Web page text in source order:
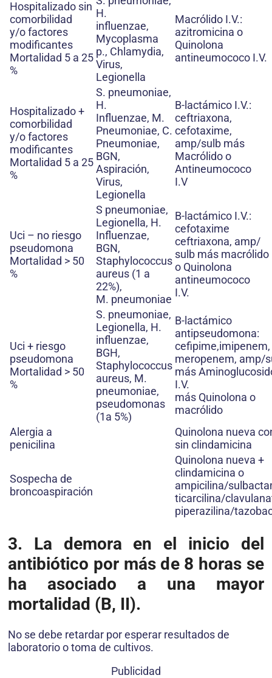
Hospitalizado sin
comorbilidad
y/o factores
modificantes
Mortalidad 5 a 25
%
H.
influenzae,
Mycoplasma
p., Chlamydia,
Virus,
Legionella
Macrólido I.V.:
azitromicina o
Quinolona
antineumococo I.V.
Hospitalizado +
comorbilidad
y/o factores
modificantes
Mortalidad 5 a 25
%
S. pneumoniae,
H.
Influenzae, M.
Pneumoniae, C.
Pneumoniae,
BGN,
Aspiración,
Virus,
Legionella
B-lactámico I.V.:
ceftriaxona,
cefotaxime,
amp/sulb más
Macrólido o
Antineumococo
I.V
Uci – no riesgo
pseudomona
Mortalidad > 50
%
S pneumoniae,
Legionella, H.
Influenzae,
BGN,
Staphylococcus
aureus (1 a
22%),
M. pneumoniae
B-lactámico I.V.:
cefotaxime
ceftriaxona, amp/
sulb más macrólido
o Quinolona
antineumococo
I.V.
Uci + riesgo
pseudomona
Mortalidad > 50
%
S. pneumoniae,
Legionella, H.
influenzae,
BGH,
Staphylococcus
aureus, M.
pneumoniae,
pseudomonas
(1a 5%)
B-lactámico
antipseudomona:
cefipime,imipenem,
meropenem, amp/
más
I.V.
más Quinolona o
macrólido
Alergia a
penicilina
Quinolona nueva
sin clindamicina
Sospecha de
broncoaspiración
Quinolona nueva +
clindamicina o
ampicilina/
ticarcilina/
piperazilina/
3. La demora en el inicio del
antibiótico por más de 8 horas se
ha asociado a una mayor
mortalidad (B, II).
No se debe retardar por esperar resultados de
laboratorio o toma de cultivos.
Publicidad